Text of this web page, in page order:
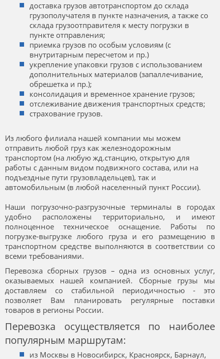
доставка грузов автотранспортом до склада
грузополучателя в пункте назначения, а также со
склада грузоотправителя к месту погрузки в
пункте отправления;
приемка грузов по особым условиям (с
внутритарным пересчетом и пр.)
укрепление упаковки грузов с использованием
дополнительных материалов (запаллечивание,
обрешетка и пр.);
консолидация и временное хранение грузов;
отслеживание движения транспортных средств;
страхование грузов.
Из любого филиала нашей компании мы можем
отправить любой груз как железнодорожным
транспортом (на любую жд.станцию, открытую для
работы с данным видом подвижного состава, или на
подъездные пути грузовладельцев), так и
автомобильным (в любой населенный пункт России).
Наши погрузочно-разгрузочные терминалы в городах
удобно расположены территориально, и имеют
полноценное техническое оснащение. Работы по
погрузке-выгрузке любого груза и его размещению в
транспортном средстве выполняются в соответствии со
всеми требованиями.
Перевозка сборных грузов – одна из основных услуг,
оказываемых нашей компанией. Сборные грузы мы
доставляем со стабильной периодичностью - это
позволяет Вам планировать регулярные поставки
товаров в регионы России.
Перевозка осуществляется по наиболее
популярным маршрутам:
из Москвы в Новосибирск, Красноярск, Барнаул,